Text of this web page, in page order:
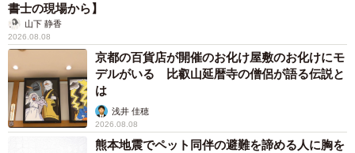
ズにも、気合を入れた手描きのヒーローグッズを持たせて
ました。ある日のお迎えの時間に、同じクラスのお母さん
が近づいてきて「息子くんの仮面ラ◯ダーグッズ、手作り
ですか？本当にすごいですね」って。
うっかり声が裏返りました。「あっ…えっと…違いま
す！…いや…すみません、私が作りました…ハイ…」みた
書士の現場から】
山下 静香
2026.08.08
京都の百貨店が開催のお化け屋敷のお化けにモ
デルがいる 比叡山延暦寺の僧侶が語る伝説と
は
浅井 佳穂
2026.08.08
熊本地震でペット同伴の避難を諦める人に胸を